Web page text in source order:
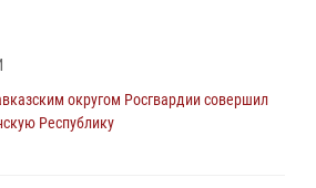
по стрелковой подготовке для
юношеского туризма и
округом Росгвардии совершил
Республику